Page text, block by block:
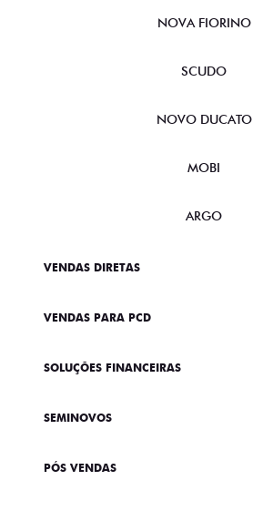
NOVA FIORINO
SCUDO
NOVO DUCATO
MOBI
ARGO
VENDAS DIRETAS
VENDAS PARA PCD
SOLUÇÕES FINANCEIRAS
SEMINOVOS
PÓS VENDAS